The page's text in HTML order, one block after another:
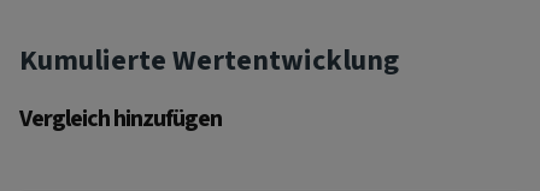
Kumulierte Wertentwicklung
Vergleich hinzufügen